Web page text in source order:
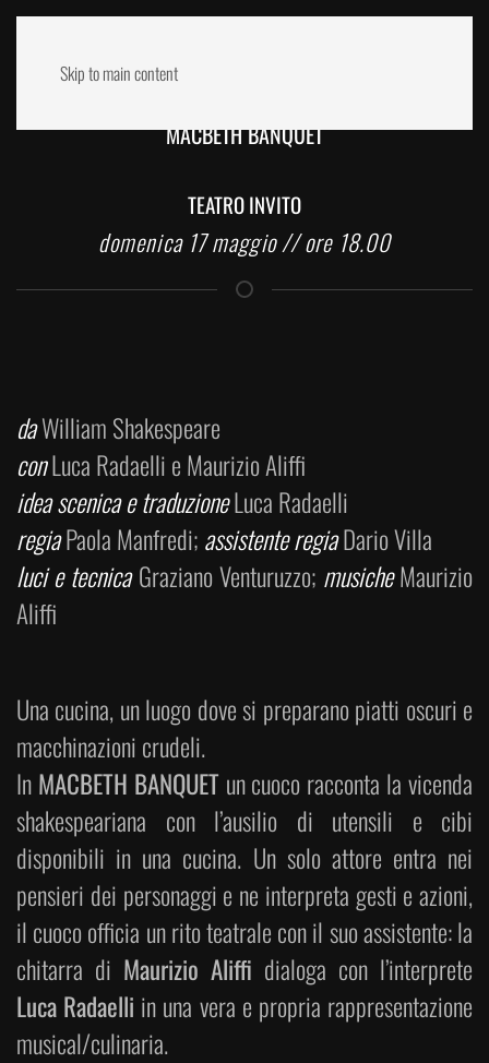
Skip to main content
MACBETH BANQUET
TEATRO INVITO
domenica 17 maggio // ore 18.00
daWilliam Shakespeare
conLuca Radaelli e Maurizio Aliffi
idea scenica e traduzioneLuca Radaelli
regiaPaola Manfredi; assistente regiaDario Villa
luci e tecnicaGraziano Venturuzzo; musicheMaurizio
Aliffi
Una cucina, un luogo dove si preparano piatti oscuri e
macchinazioni crudeli.
In MACBETH BANQUETun cuoco racconta la vicenda
shakespeariana con l’ausilio di utensili e cibi
disponibili in una cucina. Un solo attore entra nei
pensieri dei personaggi e ne interpreta gesti e azioni,
il cuoco officia un rito teatrale con il suo assistente: la
chitarra di Maurizio Aliffi dialoga con l’interprete
Luca Radaelli in una vera e propria rappresentazione
musical/culinaria.